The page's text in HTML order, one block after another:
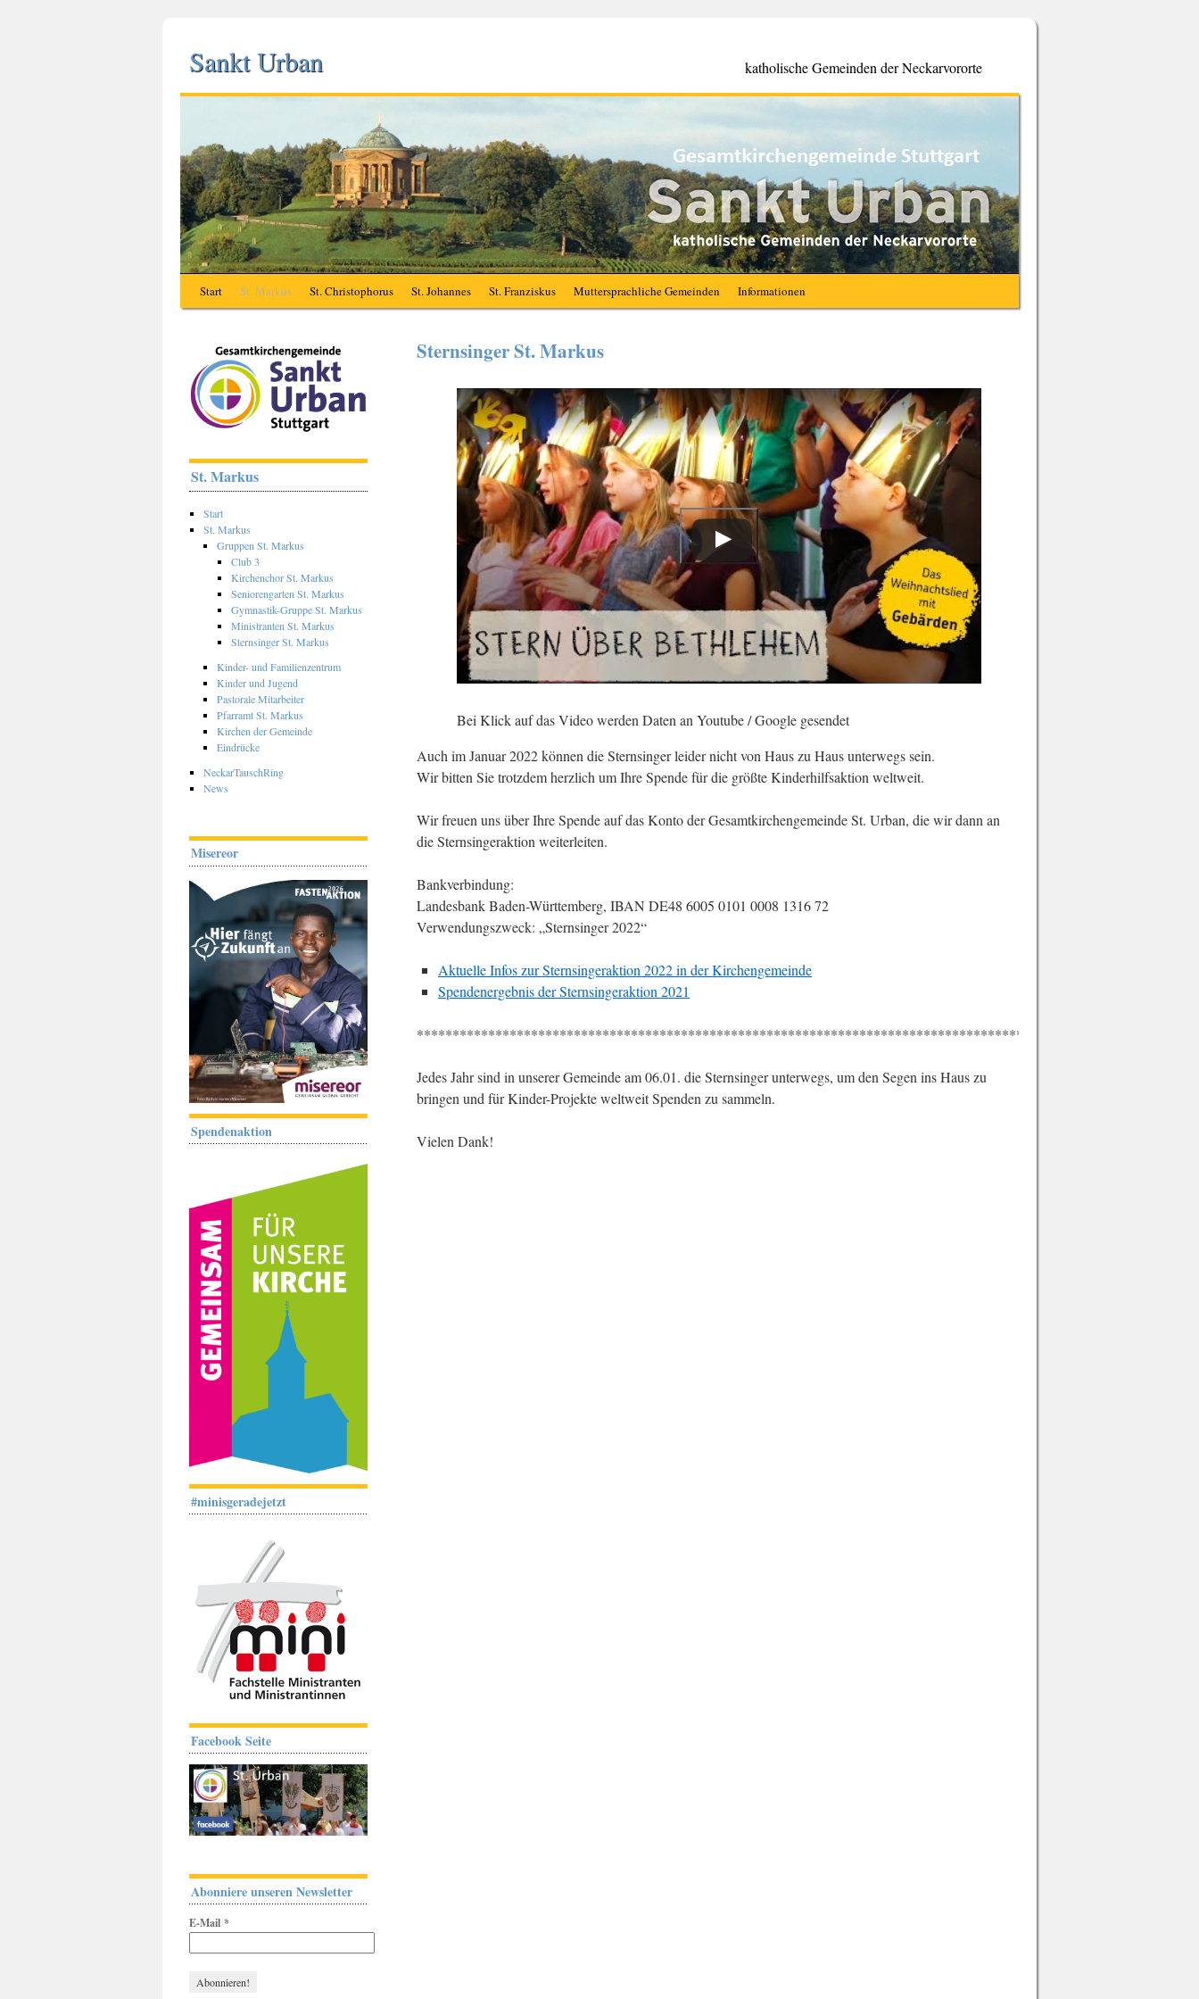
Sankt Urban katholische Gemeinden der Neckarvororte
Start St. Markus St. Christophorus St. Johannes St. Franziskus Muttersprachliche Gemeinden Informationen
Sternsinger St. Markus
Bei Klick auf das Video werden Daten an Youtube / Google gesendet
Auch im Januar 2022 können die Sternsinger leider nicht von Haus zu Haus unterwegs sein.
Wir bitten Sie trotzdem herzlich um Ihre Spende für die größte Kinderhilfsaktion weltweit.
Wir freuen uns über Ihre Spende auf das Konto der Gesamtkirchengemeinde St. Urban, die wir dann an
die Sternsingeraktion weiterleiten.
Bankverbindung:
Landesbank Baden-Württemberg, IBAN DE48 6005 0101 0008 1316 72
Verwendungszweck: „Sternsinger 2022“
Aktuelle Infos zur Sternsingeraktion 2022 in der Kirchengemeinde
Spendenergebnis der Sternsingeraktion 2021
Jedes Jahr sind in unserer Gemeinde am 06.01. die Sternsinger unterwegs, um den Segen ins Haus zu
bringen und für Kinder-Projekte weltweit Spenden zu sammeln.
Vielen Dank!
St. Markus
Start
St. Markus
Gruppen St. Markus
Club 3
Kirchenchor St. Markus
Seniorengarten St. Markus
Gymnastik-Gruppe St. Markus
Ministranten St. Markus
Sternsinger St. Markus
Kinder- und Familienzentrum
Kinder und Jugend
Pastorale Mitarbeiter
Pfarramt St. Markus
Kirchen der Gemeinde
Eindrücke
NeckarTauschRing
News
Misereor
Spendenaktion
#minisgeradejetzt
Facebook Seite
Abonniere unseren Newsletter
E-Mail *